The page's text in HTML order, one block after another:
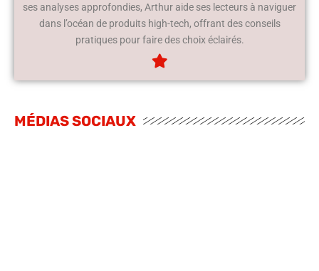
ses analyses approfondies, Arthur aide ses lecteurs à naviguer
dans l’océan de produits high-tech, offrant des conseils
pratiques pour faire des choix éclairés.
MÉDIAS SOCIAUX